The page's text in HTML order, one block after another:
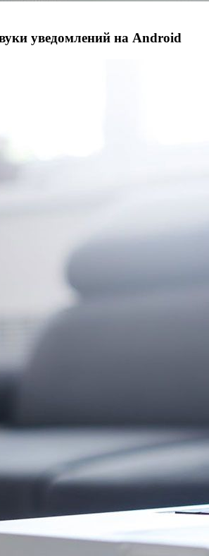
уведомлений на Android